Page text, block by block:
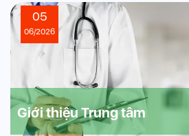
05
06/2026
Giới thiệu Trung tâm